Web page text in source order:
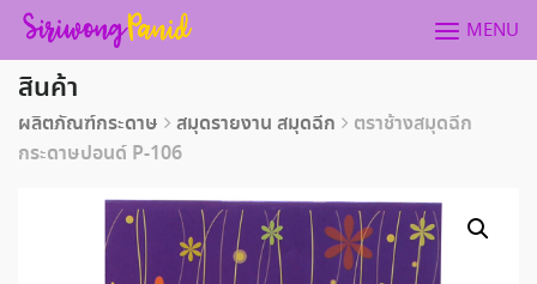
Skip
content
MENU
สินค้า
ผลิตภัณฑ์กระดาษ สมุดรายงาน สมุดฉีก
ตราช้างสมุดฉีก
กระดาษปอนด์ P-106